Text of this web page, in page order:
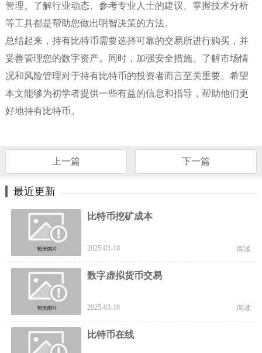
管理。了解行业动态、参考专业人士的建议、掌握技术分析
等工具都是帮助您做出明智决策的方法。
总结起来，持有比特币需要选择可靠的交易所进行购买，并
妥善管理您的数字资产。同时，加强安全措施、了解市场情
况和风险管理对于持有比特币的投资者而言至关重要。希望
本文能够为初学者提供一些有益的信息和指导，帮助他们更
好地持有比特币。
上一篇 下一篇
最近更新
比特币挖矿成本
2025-03-10 阅读
数字虚拟货币交易
2025-03-10 阅读
比特币在线